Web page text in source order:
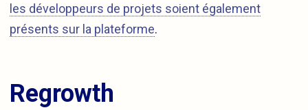
les développeurs de projets soient également
présents sur la plateforme.
Regrowth